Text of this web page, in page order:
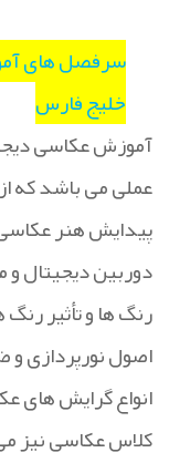
سرفصل های
خلیج فارس
آموزش عکاسی
عملی می باشد که
پیدایش هنر
دوربین دیجیتال و
رنگ ها و تأثیر رنگ
اصول نورپردازی
انواع گرایش های
کلاس عکاسی نیز می